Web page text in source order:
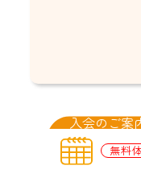
入会のご案
無料